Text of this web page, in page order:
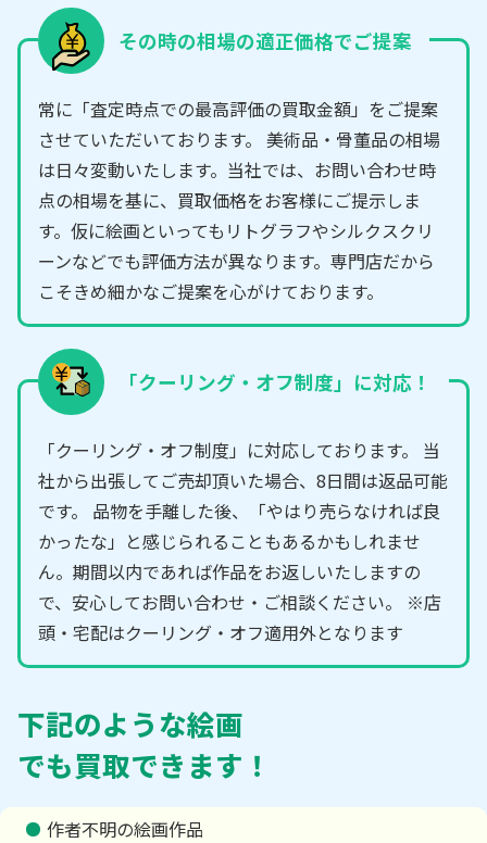
その時の相場の適正価格でご提案
常に「査定時点での最高評価の買取金額」をご提案
させていただいております。 美術品・骨董品の相場
は日々変動いたします。当社では、お問い合わせ時
点の相場を基に、買取価格をお客様にご提示しま
す。仮に絵画といってもリトグラフやシルクスクリ
ーンなどでも評価方法が異なります。専門店だから
こそきめ細かなご提案を心がけております。
「クーリング・オフ制度」に対応！
「クーリング・オフ制度」に対応しております。 当
社から出張してご売却頂いた場合、8日間は返品可能
です。 品物を手離した後、「やはり売らなければ良
かったな」と感じられることもあるかもしれませ
ん。期間以内であれば作品をお返しいたしますの
で、安心してお問い合わせ・ご相談ください。 ※店
頭・宅配はクーリング・オフ適用外となります
下記のような絵画
でも買取できます！
作者不明の絵画作品